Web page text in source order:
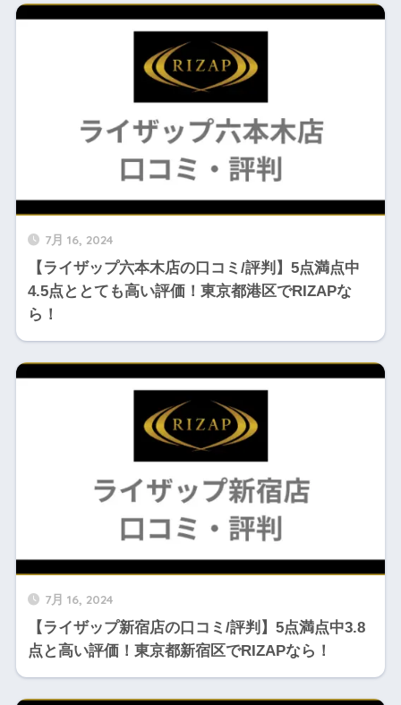
7月 16, 2024
【ライザップ六本木店の口コミ/評判】5点満点中
4.5点ととても高い評価！東京都港区でRIZAPな
ら！
7月 16, 2024
【ライザップ新宿店の口コミ/評判】5点満点中3.8
点と高い評価！東京都新宿区でRIZAPなら！